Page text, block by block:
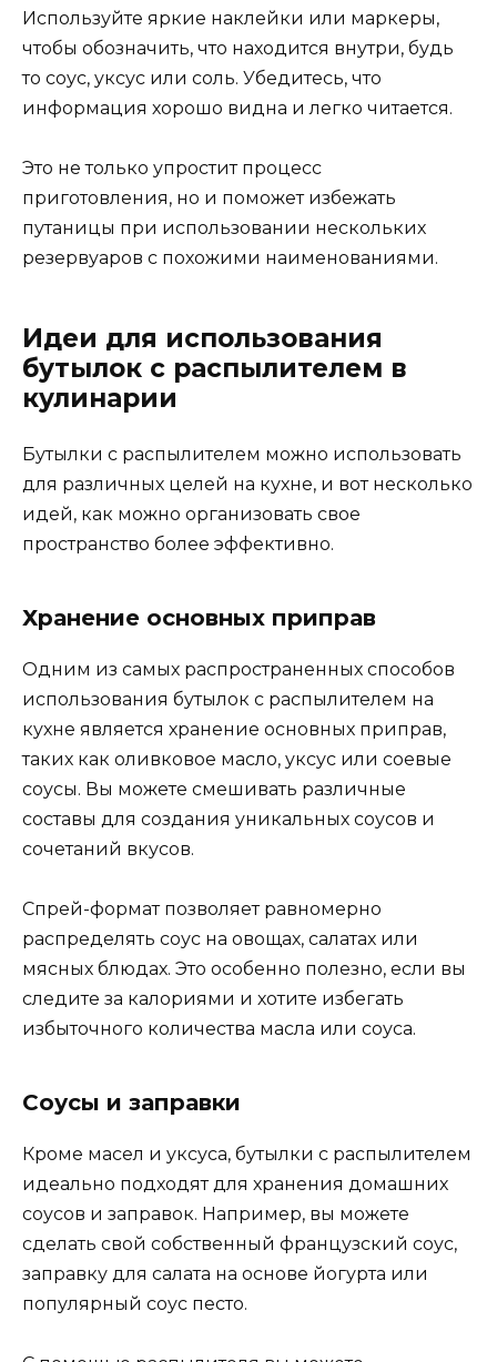
Используйте яркие наклейки или маркеры,
чтобы обозначить, что находится внутри, будь
то соус, уксус или соль. Убедитесь, что
информация хорошо видна и легко читается.
Это не только упростит процесс
приготовления, но и поможет избежать
путаницы при использовании нескольких
резервуаров с похожими наименованиями.
Идеи для использования
бутылок с распылителем в
кулинарии
Бутылки с распылителем можно использовать
для различных целей на кухне, и вот несколько
идей, как можно организовать свое
пространство более эффективно.
Хранение основных приправ
Одним из самых распространенных способов
использования бутылок с распылителем на
кухне является хранение основных приправ,
таких как оливковое масло, уксус или соевые
соусы. Вы можете смешивать различные
составы для создания уникальных соусов и
сочетаний вкусов.
Спрей-формат позволяет равномерно
распределять соус на овощах, салатах или
мясных блюдах. Это особенно полезно, если вы
следите за калориями и хотите избегать
избыточного количества масла или соуса.
Соусы и заправки
Кроме масел и уксуса, бутылки с распылителем
идеально подходят для хранения домашних
соусов и заправок. Например, вы можете
сделать свой собственный французский соус,
заправку для салата на основе йогурта или
популярный соус песто.